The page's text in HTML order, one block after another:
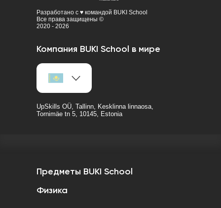
Разработано с ♥ командой BUKI School
Все права защищены ©
2020 - 2026
Компания BUKI School в мире
UpSkills OÜ, Tallinn, Kesklinna linnaosa,
Tornimäe tn 5, 10145, Estonia
Предметы BUKI School
Физика